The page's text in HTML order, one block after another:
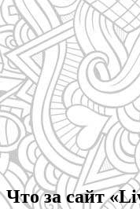
Что за сайт